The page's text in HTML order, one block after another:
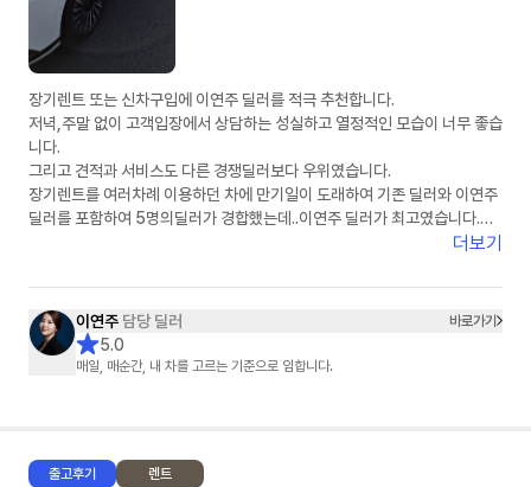
장기렌트 또는 신차구입에 이연주 딜러를 적극 추천합니다.
저녁,주말 없이 고객입장에서 상담하는 성실하고 열정적인 모습이 너무 좋습
니다.
그리고 견적과 서비스도 다른 경쟁딜러보다 우위였습니다.
장기렌트를 여러차례 이용하던 차에 만기일이 도래하여 기존 딜러와 이연주
딜러를 포함하여 5명의딜러가 경합했는데..이연주 딜러가 최고였습니다.
이연주 딜러에게 장기렌트 서류를 모두 전달하고 장기렌트 계약서 쓰기 직전
입 역시 이연주 딜러가 끝까지 맡아서 잘 해주어 너무 감사했습니다.
다시 한번 이연주 딜러를 칭찬하고 추천드립니다.
이연주 딜러를 선택하시면 반드시 후회 안하리라 봅니다.
더보기
이연주 담당 딜러 바로가기
5.0
매일, 매순간, 내 차를 고르는 기준으로 임합니다.
출고후기 렌트